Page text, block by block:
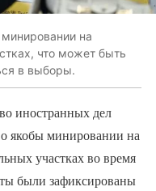
на
что может быть
в выборы.
иностранных дел
якобы минировании на
участках во время
были зафиксированы